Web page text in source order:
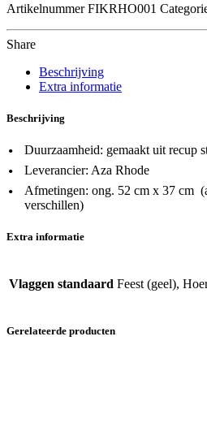
Artikelnummer FIKRHO001
Share
Beschrijving
Extra informatie
Beschrijving
Duurzaamheid: gemaakt uit recup
Leverancier: Aza Rhode
Afmetingen: ong. 52 cm x 37 cm
verschillen)
Extra informatie
Vlaggen standaard Feest (geel),
Gerelateerde producten